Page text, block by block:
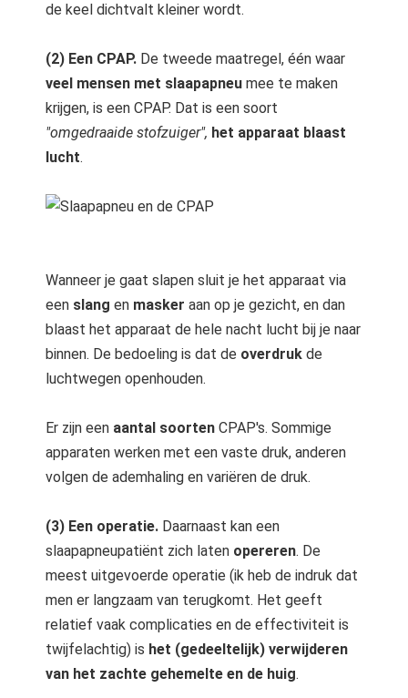
de keel dichtvalt kleiner wordt.
(2) Een CPAP. De tweede maatregel, één waar
veel mensen met slaapapneu mee te maken
krijgen, is een CPAP. Dat is een soort
"omgedraaide stofzuiger", het apparaat blaast
lucht.
Wanneer je gaat slapen sluit je het apparaat via
een slang en masker aan op je gezicht, en dan
blaast het apparaat de hele nacht lucht bij je naar
binnen. De bedoeling is dat de overdruk de
luchtwegen openhouden.
Er zijn een aantal soorten CPAP's. Sommige
apparaten werken met een vaste druk, anderen
volgen de ademhaling en variëren de druk.
(3) Een operatie. Daarnaast kan een
slaapapneupatiënt zich laten opereren. De
meest uitgevoerde operatie (ik heb de indruk dat
men er langzaam van terugkomt. Het geeft
relatief vaak complicaties en de effectiviteit is
twijfelachtig) is het (gedeeltelijk) verwijderen
van het zachte gehemelte en de huig.